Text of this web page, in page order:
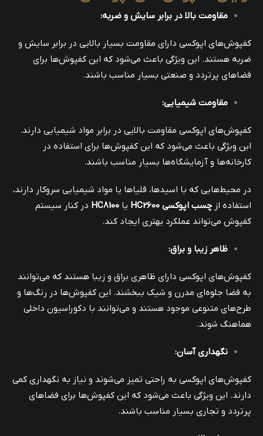
مقاومت بالا در برابر سایش و ضربه:
کفپوش‌های اپوکسی دارای مقاومت بسیار بالایی در برابر سایش و
ضربه هستند. این ویژگی باعث می‌شود که این کفپوش‌ها برای
فضاهای پرتردد و صنعتی بسیار مناسب باشند.
مقاومت شیمیایی:
کفپوش‌های اپوکسی مقاومت بالایی در برابر مواد شیمیایی دارند.
این ویژگی باعث می‌شود که این کفپوش‌ها برای استفاده در
کارخانه‌ها و آزمایشگاه‌ها بسیار مناسب باشند.
در محیط‌هایی که با اسیدها، قلیاها یا مواد شیمیایی سروکار دارند،
استفاده از چسب اپوکسی HC2600 یا HC8100 در کنار سیستم
کفپوش می‌تواند عملکرد بهتری ایجاد کند.
ظاهر زیبا و براق:
کفپوش‌های اپوکسی دارای ظاهری براق و زیبا هستند که می‌توانند
به فضا جلوه‌ای مدرن و شیک ببخشند. این کفپوش‌ها در رنگ‌ها و
طرح‌های متنوعی موجود هستند و می‌توانند با دکوراسیون داخلی
هماهنگ شوند.
نگهداری آسان:
کفپوش‌های اپوکسی به راحتی تمیز می‌شوند و نیاز به نگهداری کمی
دارند. این ویژگی باعث می‌شود که این کفپوش‌ها برای فضاهای
پرتردد و تجاری بسیار مناسب باشند.